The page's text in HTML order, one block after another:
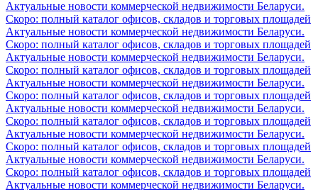
Актуальные новости коммерческой недвижимости Беларуси.
Скоро: полный каталог офисов, складов и торговых площадей
Актуальные новости коммерческой недвижимости Беларуси.
Скоро: полный каталог офисов, складов и торговых площадей
Актуальные новости коммерческой недвижимости Беларуси.
Скоро: полный каталог офисов, складов и торговых площадей
Актуальные новости коммерческой недвижимости Беларуси.
Скоро: полный каталог офисов, складов и торговых площадей
Актуальные новости коммерческой недвижимости Беларуси.
Скоро: полный каталог офисов, складов и торговых площадей
Актуальные новости коммерческой недвижимости Беларуси.
Скоро: полный каталог офисов, складов и торговых площадей
Актуальные новости коммерческой недвижимости Беларуси.
Скоро: полный каталог офисов, складов и торговых площадей
Актуальные новости коммерческой недвижимости Беларуси.